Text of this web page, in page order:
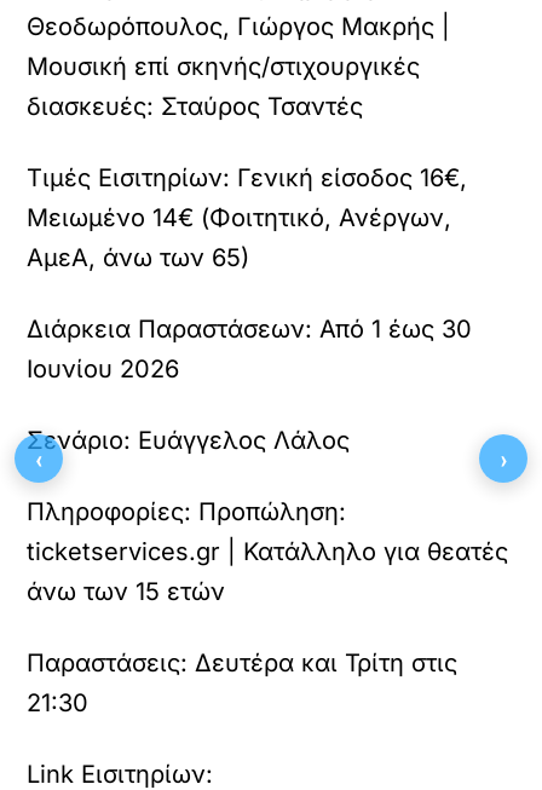
Θεοδωρόπουλος, Γιώργος Μακρής |
Μουσική επί σκηνής/στιχουργικές
διασκευές: Σταύρος Τσαντές
Τιμές Εισιτηρίων: Γενική είσοδος 16€,
Μειωμένο 14€ (Φοιτητικό, Ανέργων,
ΑμεΑ, άνω των 65)
Διάρκεια Παραστάσεων:Από 1 έως 30
Ιουνίου 2026
Σενάριο: Ευάγγελος Λάλος
Πληροφορίες: Προπώληση:
ticketservices.gr | Κατάλληλο για θεατές
άνω των 15 ετών
Παραστάσεις:Δευτέρα και Τρίτη στις
21:30
Link Εισιτηρίων:
‹ ›